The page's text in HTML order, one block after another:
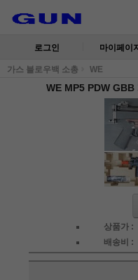
로그인 마이페이
가스 블로우백 소총 WE
WE MP5 PDW GBB
상품가 :
배송비 :